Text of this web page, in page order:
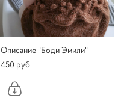
Описание "Боди Эмили"
450 pуб.